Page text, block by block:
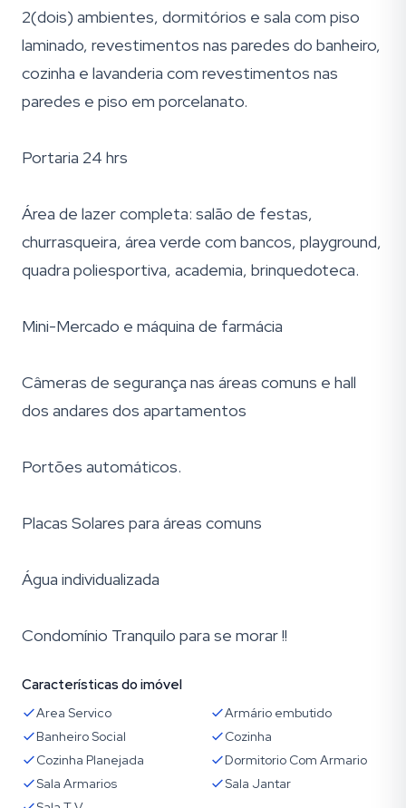
2(dois) ambientes, dormitórios e sala com piso
laminado, revestimentos nas paredes do banheiro,
cozinha e lavanderia com revestimentos nas
paredes e piso em porcelanato.
Portaria 24 hrs
Área de lazer completa: salão de festas,
churrasqueira, área verde com bancos, playground,
quadra poliesportiva, academia, brinquedoteca.
Mini-Mercado e máquina de farmácia
Câmeras de segurança nas áreas comuns e hall
dos andares dos apartamentos
Portões automáticos.
Placas Solares para áreas comuns
Água individualizada
Condomínio Tranquilo para se morar !!
Características do imóvel
Area Servico
Armário embutido
Banheiro Social
Cozinha
Cozinha Planejada
Dormitorio Com Armario
Sala Armarios
Sala Jantar